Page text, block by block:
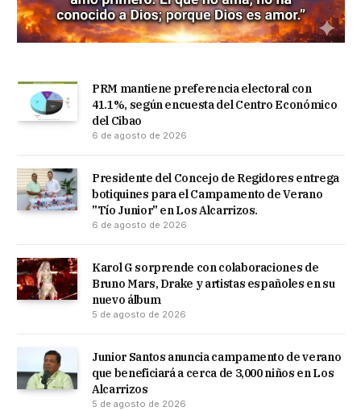
PRM mantiene preferencia electoral con
41.1%, según encuesta del Centro Económico
del Cibao
6 de agosto de 2026
Presidente del Concejo de Regidores entrega
botiquines para el Campamento de Verano
"Tío Junior" en Los Alcarrizos.
6 de agosto de 2026
Karol G sorprende con colaboraciones de
Bruno Mars, Drake y artistas españoles en su
nuevo álbum
5 de agosto de 2026
Junior Santos anuncia campamento de verano
que beneficiará a cerca de 3,000 niños en Los
Alcarrizos
5 de agosto de 2026